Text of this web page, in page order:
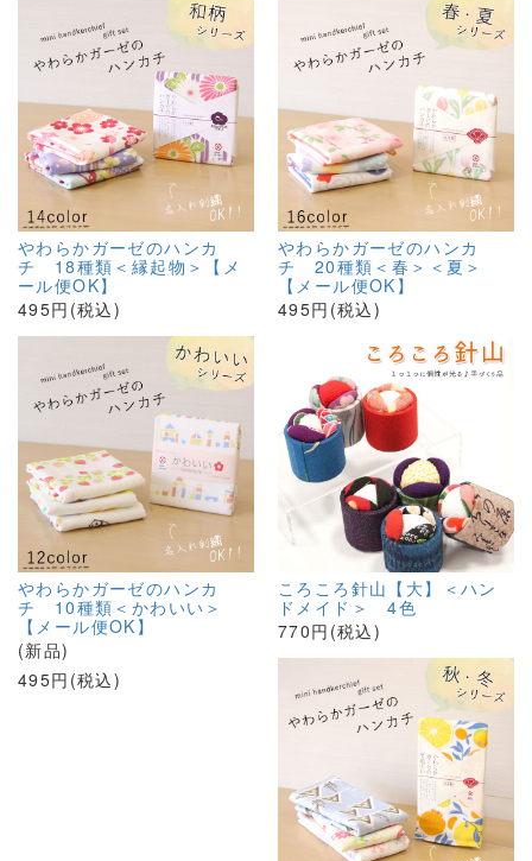
やわらかガーゼのハンカ
チ 18種類＜縁起物＞【メ
ール便OK】
495円(税込)
やわらかガーゼのハンカ
チ 20種類＜春＞＜夏＞
【メール便OK】
495円(税込)
やわらかガーゼのハンカ
チ 10種類＜かわいい＞
【メール便OK】
(新品)
495円(税込)
ころころ針山【大】＜ハン
ドメイド＞ 4色
770円(税込)